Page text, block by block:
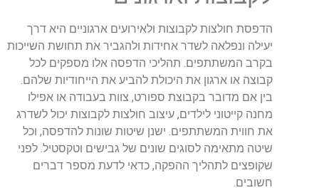
הדפסת חולצות לקבוצות ולאירועים ארגוניים היא דרך
יעילה ונפלאה לשדר אחידות ולהגביר את תחושת השייכות
בקרב המשתתפים. תהליכי הדפסה אלו מספקים לכל
קבוצה או ארגון את היכולת להביע את הייחודיות שלהם.
בין אם מדובר בקבוצת ספורט, צוות בעבודה או אפילו
מחנה קייטוני לילדים, עיצוב חולצות לקבוצות יכול לשדרג
את חווית המשתתפים. ישנן שיטות שונות להדפסה, וכל
שיטה מתאימה לסוגים שונים של גבישים וטקסטיל. לפני
שקופצים לתהליך ההפקה, כדאי לדעת מספר דברים
חשובים.